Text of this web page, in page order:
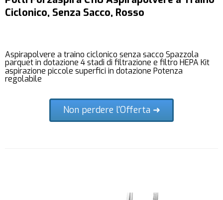
Ciclonico, Senza Sacco, Rosso
Aspirapolvere a traino ciclonico senza sacco Spazzola
parquet in dotazione 4 stadi di filtrazione e filtro HEPA Kit
aspirazione piccole superfici in dotazione Potenza
regolabile
Non perdere l'Offerta ➜